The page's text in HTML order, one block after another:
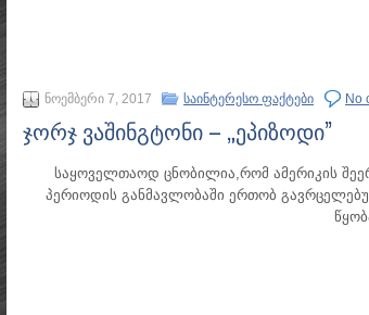
ნოემბერი 7, 2017 საინტერესო ფაქტები No
ჯორჯ ვაშინგტონი – „ეპიზოდი”
საყოველთაოდ ცნობილია,რომ ამერიკის
პერიოდის განმავლობაში ერთობ